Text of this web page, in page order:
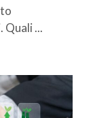
Quali ...